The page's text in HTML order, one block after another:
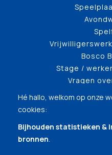
Bosco
Stage /
Vragen
Hé hallo, welkom op onze
cookies:
Bijhouden statistieken &
bronnen.